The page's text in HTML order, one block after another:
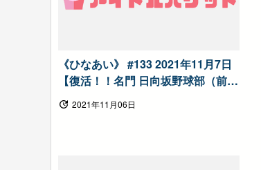
《ひなあい》 #133 2021年11月7日
【復活！！名門 日向坂野球部（前
半）】日向坂で会いましょう
2021年11月06日